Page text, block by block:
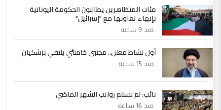
مئات المتظاهرين يطالبون الحكومة اليونانية
بإنهاء تعاونها مع "إسرائيل"
منذ 9 ساعة
أول نشاط معلن.. مجتبى خامنئي يلتقي بزشكيان
منذ 15 ساعة
نائب: لم نستلم رواتب الشهر الماضي
منذ 16 ساعة